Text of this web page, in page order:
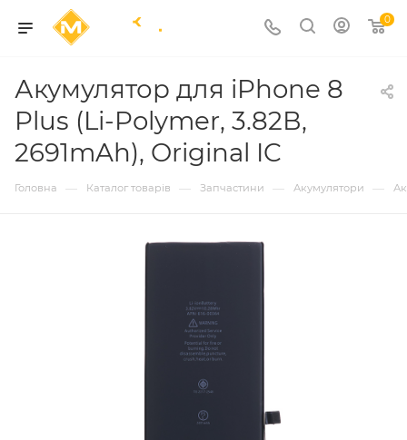
0
Акумулятор для iPhone 8
Plus (Li-Polymer, 3.82В,
2691mAh), Original IC
Головна — Каталог товарів — Запчастини — Акумулятори —